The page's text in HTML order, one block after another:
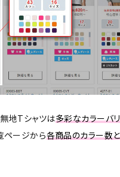
地Tシャツは多彩なカラーバ
ページから各商品のカラー数